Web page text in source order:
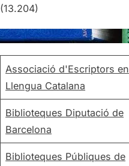
(13.204)
Associació d'Escriptors en
Llengua Catalana
Biblioteques Diputació de
Barcelona
Biblioteques Públiques de